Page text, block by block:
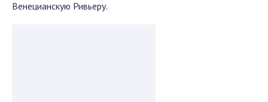
Венецианскую Ривьеру.